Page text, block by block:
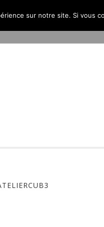
PROJETS L’AGENCE
sur notre site. Si